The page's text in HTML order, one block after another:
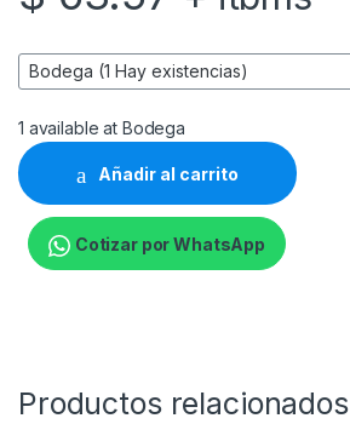
1 available at Bodega
Añadir al carrito
Cotizar por WhatsApp
Productos relacionados